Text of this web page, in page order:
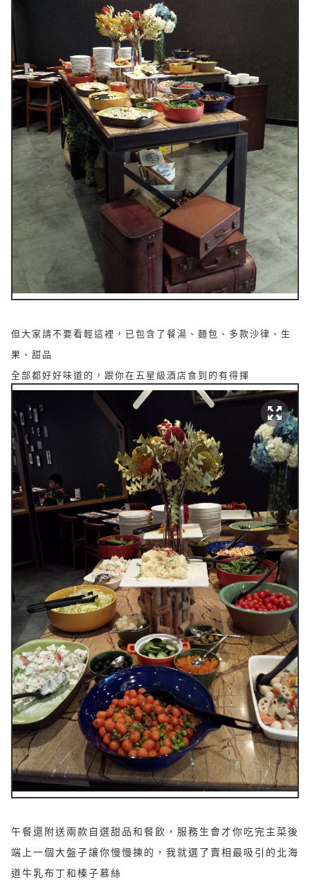
但大家請不要看輕這裡，已包含了餐湯、麵包、多款沙律、生
果、甜品
全部都好好味道的，跟你在五星級酒店食到的有得揮
午餐還附送兩款自選甜品和餐飲，服務生會才你吃完主菜後
端上一個大盤子讓你慢慢揀的，我就選了賣相最吸引的北海
道牛乳布丁和榛子慕絲